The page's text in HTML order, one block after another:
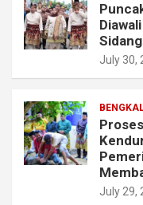
July 30,
July 29,